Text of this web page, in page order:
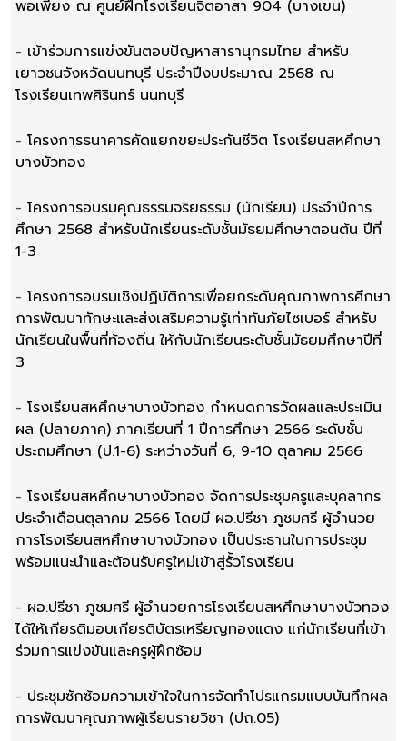
พอเพียง ณ ศูนย์ฝึกโรงเรียนจิตอาสา 904 (บางเขน)
- เข้าร่วมการแข่งขันตอบปัญหาสารานุกรมไทย สำหรับ
เยาวชนจังหวัดนนทบุรี ประจำปีงบประมาณ 2568 ณ
โรงเรียนเทพศิรินทร์ นนทบุรี
- โครงการธนาคารคัดแยกขยะประกันชีวิต โรงเรียนสหศึกษา
บางบัวทอง
- โครงการอบรมคุณธรรมจริยธรรม (นักเรียน) ประจำปีการ
ศึกษา 2568 สำหรับนักเรียนระดับชั้นมัธยมศึกษาตอนต้น ปีที่
1-3
- โครงการอบรมเชิงปฏิบัติการเพื่อยกระดับคุณภาพการศึกษา
การพัฒนาทักษะและส่งเสริมความรู้เท่าทันภัยไซเบอร์ สำหรับ
นักเรียนในพื้นที่ท้องถิ่น ให้กับนักเรียนระดับชั้นมัธยมศึกษาปีที่
3
- โรงเรียนสหศึกษาบางบัวทอง กำหนดการวัดผลและประเมิน
ผล (ปลายภาค) ภาคเรียนที่ 1 ปีการศึกษา 2566 ระดับชั้น
ประถมศึกษา (ป.1-6) ระหว่างวันที่ 6, 9-10 ตุลาคม 2566
- โรงเรียนสหศึกษาบางบัวทอง จัดการประชุมครูและบุคลากร
ประจำเดือนตุลาคม 2566 โดยมี ผอ.ปรีชา ภูชมศรี ผู้อำนวย
การโรงเรียนสหศึกษาบางบัวทอง เป็นประธานในการประชุม
พร้อมแนะนำและต้อนรับครูใหม่เข้าสู่รั้วโรงเรียน
- ผอ.ปรีชา ภูชมศรี ผู้อำนวยการโรงเรียนสหศึกษาบางบัวทอง
ได้ให้เกียรติมอบเกียรติบัตรเหรียญทองแดง แก่นักเรียนที่เข้า
ร่วมการแข่งขันและครูผู้ฝึกซ้อม
- ประชุมซักซ้อมความเข้าใจในการจัดทำโปรแกรมแบบบันทึกผล
การพัฒนาคุณภาพผู้เรียนรายวิชา (ปถ.05)